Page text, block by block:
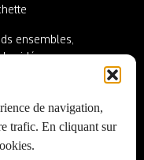
de navigation,
trafic. En cliquant sur
ensembles,
idées